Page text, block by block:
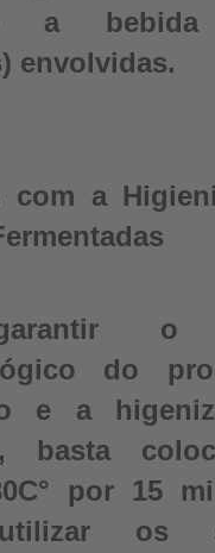
a
envolvidas.
com a
o
do
e a
basta
por 15
os